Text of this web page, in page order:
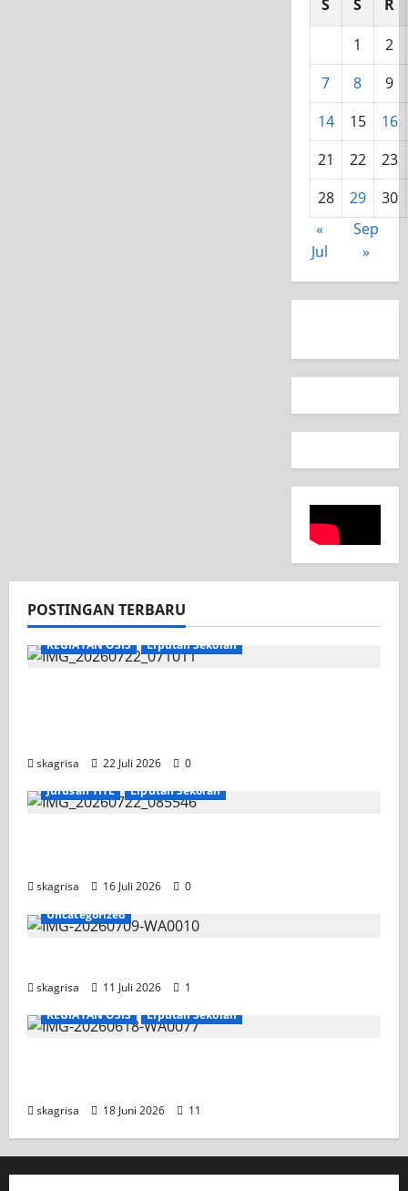
S S
R
1
2
7
8
9
14
15
16
21
22
23
28
29
30
«
Jul
Sep
»
POSTINGAN TERBARU
KEGIATAN OSIS Liputan Sekolah
skagrisa 22 Juli 2026
0
Jurusan TITL
Liputan Sekolah
skagrisa 16 Juli 2026
0
Uncategorized
skagrisa 11 Juli 2026
1
KEGIATAN OSIS
Liputan Sekolah
skagrisa 18 Juni 2026 11